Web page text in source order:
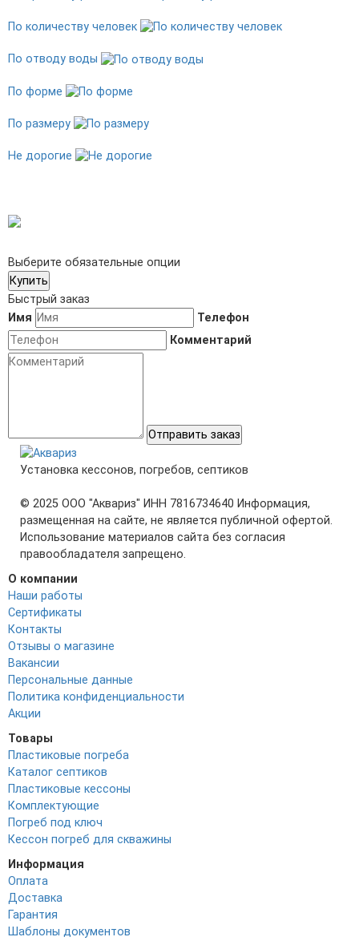
По количеству человек
По отводу воды
По форме
По размеру
Не дорогие
Выберите обязательные опции
Купить
Быстрый заказ
Имя
Телефон
Комментарий
Отправить заказ
Установка кессонов, погребов, септиков
© 2025 ООО "Аквариз" ИНН 7816734640 Информация,
размещенная на сайте, не является публичной офертой.
Использование материалов сайта без согласия
правообладателя запрещено.
О компании
Наши работы
Сертификаты
Контакты
Отзывы о магазине
Вакансии
Персональные данные
Политика конфиденциальности
Акции
Товары
Пластиковые погреба
Каталог септиков
Пластиковые кессоны
Комплектующие
Погреб под ключ
Кессон погреб для скважины
Информация
Оплата
Доставка
Гарантия
Шаблоны документов